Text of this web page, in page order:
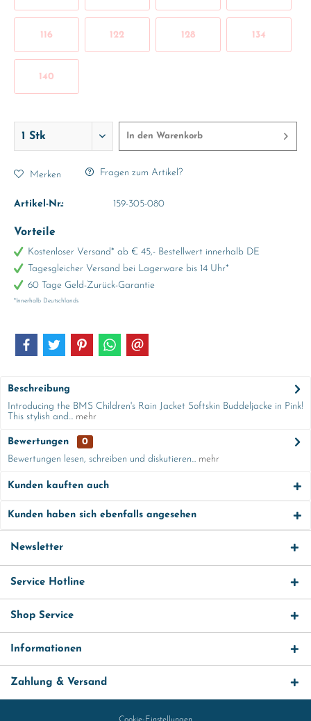
116 122 128 134
140
In den Warenkorb
Merken Fragen zum Artikel?
Artikel-Nr.: 159-305-080
Vorteile
Kostenloser Versand* ab € 45,- Bestellwert innerhalb DE
Tagesgleicher Versand bei Lagerware bis 14 Uhr*
60 Tage Geld-Zurück-Garantie
*Innerhalb Deutschlands
Beschreibung
Introducing the BMS Children's Rain Jacket Softskin Buddeljacke in Pink!
This stylish and... mehr
Bewertungen
0
Bewertungen lesen, schreiben und diskutieren... mehr
Kunden kauften auch
Kunden haben sich ebenfalls angesehen
Newsletter
Service Hotline
Shop Service
Informationen
Zahlung & Versand